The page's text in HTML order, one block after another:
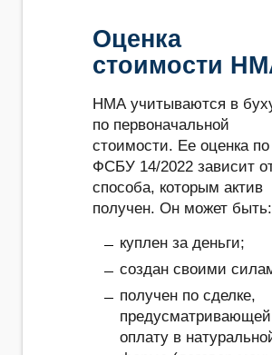
Оценка
стоимости
НМА учитываются в
по первоначальной
стоимости. Ее оценка по
ФСБУ 14/2022 зависит
способа, которым актив
получен. Он может быть:
куплен за деньги;
создан своими
получен по сделке,
предусматривающей
оплату в